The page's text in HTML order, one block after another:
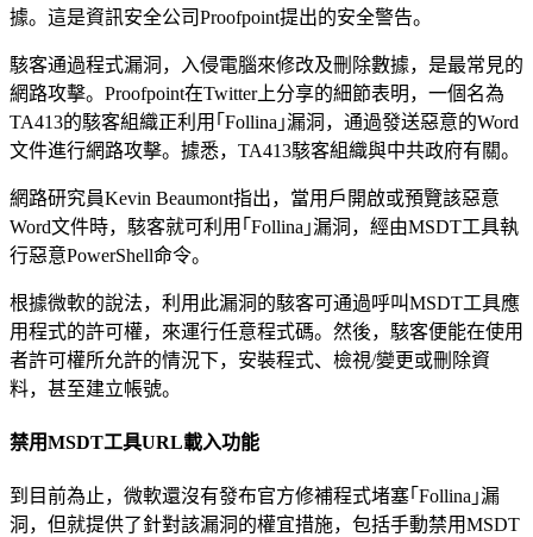
據。這是資訊安全公司Proofpoint提出的安全警告。
駭客通過程式漏洞，入侵電腦來修改及刪除數據，是最常見的
網路攻擊。Proofpoint在Twitter上分享的細節表明，一個名為
TA413的駭客組織正利用｢Follina｣漏洞，通過發送惡意的Word
文件進行網路攻擊。據悉，TA413駭客組織與中共政府有關。
網路研究員Kevin Beaumont指出，當用戶開啟或預覽該惡意
Word文件時，駭客就可利用｢Follina｣漏洞，經由MSDT工具執
行惡意PowerShell命令。
根據微軟的說法，利用此漏洞的駭客可通過呼叫MSDT工具應
用程式的許可權，來運行任意程式碼。然後，駭客便能在使用
者許可權所允許的情況下，安裝程式、檢視/變更或刪除資
料，甚至建立帳號。
禁用MSDT工具URL載入功能
到目前為止，微軟還沒有發布官方修補程式堵塞｢Follina｣漏
洞，但就提供了針對該漏洞的權宜措施，包括手動禁用MSDT